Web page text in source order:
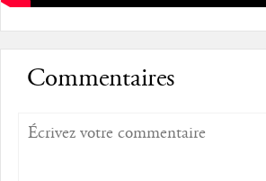
Commentaires